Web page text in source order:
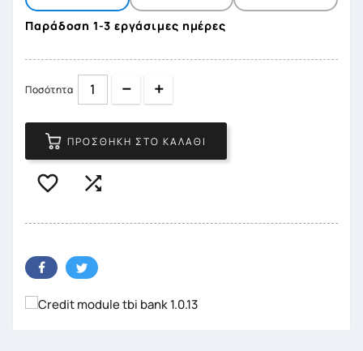
Παράδοση 1-3 εργάσιμες ημέρες
Ποσότητα Quantity
ΠΡΟΣΘΉΚΗ ΣΤΟ ΚΑΛΆΘΙ
 